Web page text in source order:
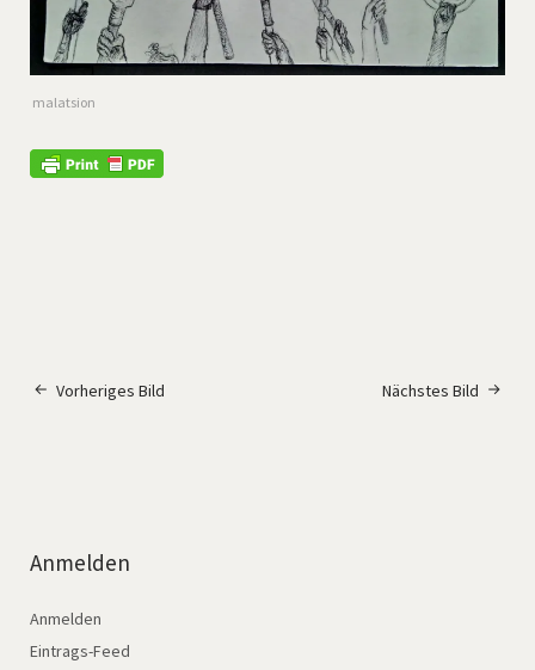
malatsion
Nächstes Bild
Vorheriges Bild
Anmelden
Anmelden
Eintrags-Feed